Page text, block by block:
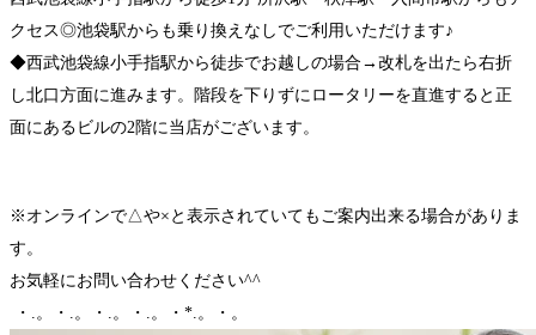
クセス◎池袋駅からも乗り換えなしでご利用いただけます♪
◆西武池袋線小手指駅から徒歩でお越しの場合→改札を出たら右折
し北口方面に進みます。階段を下りずにロータリーを直進すると正
面にあるビルの2階に当店がございます。
※オンラインで△や×と表示されていてもご案内出来る場合がありま
す。
お気軽にお問い合わせください^^
・.。・.。・.。・.。・*.。・。